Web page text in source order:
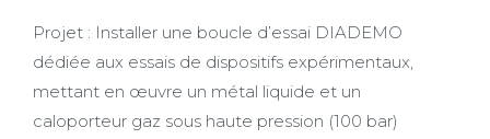
Projet : Installer une boucle d’essai DIADEMO
dédiée aux essais de dispositifs expérimentaux,
mettant en œuvre un métal liquide et un
caloporteur gaz sous haute pression (100 bar)